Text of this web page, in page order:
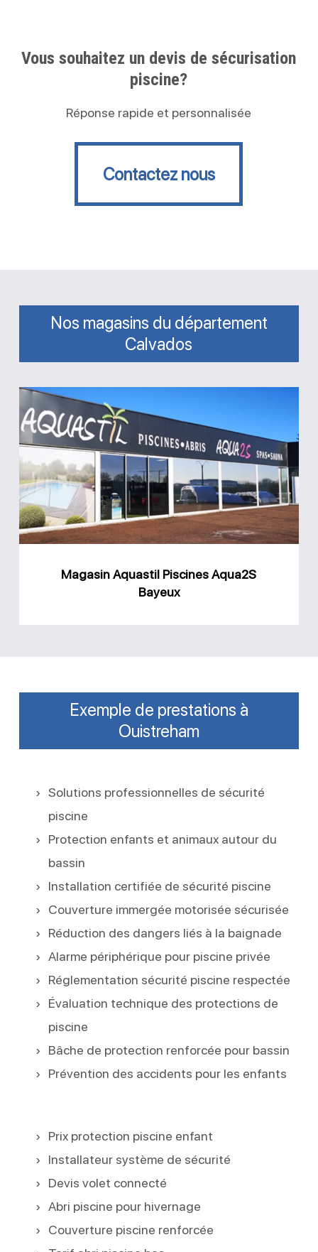
Vous souhaitez un devis de sécurisation
piscine?
Réponse rapide et personnalisée
Contactez nous
Contactez nous
Nos magasins du département
Calvados
Aquastil
Piscines
Aqua2S
Bayeux
Magasin Aquastil Piscines Aqua2S
Bayeux
Exemple de prestations à
Ouistreham
Solutions professionnelles de sécurité
piscine
Protection enfants et animaux autour du
bassin
Installation certifiée de sécurité piscine
Couverture immergée motorisée sécurisée
Réduction des dangers liés à la baignade
Alarme périphérique pour piscine privée
Réglementation sécurité piscine respectée
Évaluation technique des protections de
piscine
Bâche de protection renforcée pour bassin
Prévention des accidents pour les enfants
Prix protection piscine enfant
Installateur système de sécurité
Devis volet connecté
Abri piscine pour hivernage
Couverture piscine renforcée